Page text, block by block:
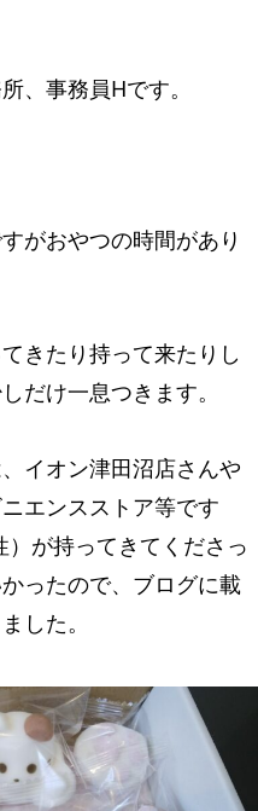
、事務員Hです。
がおやつの時間があり
きたり持って来たりし
だけ一息つきます。
イオン津田沼店さんや
エンスストア等です
が持ってきてくださっ
ったので、ブログに載
した。